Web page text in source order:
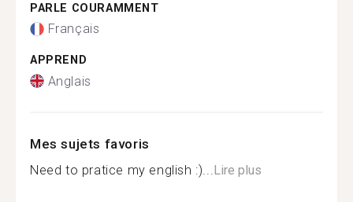
PARLE COURAMMENT
Français
APPREND
Anglais
Mes sujets favoris
Need to pratice my english :)... Lire plus